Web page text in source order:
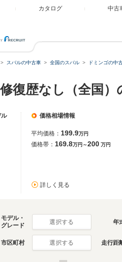
カタログ 中古
スバルの中古車 全国のスバル ドミンゴの中
復歴なし（全国）
価格相場情報
平均価格： 199.9万円
価格帯： 169.8万円～200 万円
詳しく見る
モデル・
グレード
選択する 年
市区町村 選択する 走行距